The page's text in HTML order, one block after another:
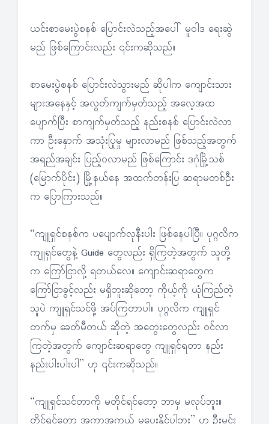
ယင်းစာမေးပွဲစနစ် ပြောင်းလဲသည့်အပေါ် မူဝါဒ ရေးဆွဲ
မည် ဖြစ်ကြောင်းလည်း ၎င်းကဆိုသည်။
စာမေးပွဲစနစ် ပြောင်းလဲသွားမည် ဆိုပါက ကျောင်းသား
များအနေနှင့် အလွတ်ကျက်မှတ်သည့် အလေ့အထ
ပျောက်ပြီး စာကျက်မှတ်သည့် နည်းစနစ် ပြောင်းလဲလာ
ကာ ဦးနှောက် အသုံးပြုမှု များလာမည် ဖြစ်သည့်အတွက်
အရည်အချင်း ပြည့်ဝလာမည် ဖြစ်ကြောင်း ဒဂုံမြို့သစ်
(မြောက်ပိုင်း) မြို့နယ်နေ အထက်တန်းပြ ဆရာမတစ်ဦး
က ပြောကြားသည်။
“ကျူရှင်စနစ်က ပပျောက်လုနီးပါး ဖြစ်နေပါပြီ။ ပုဂ္ဂလိက
ကျူရှင်တွေနဲ့ Guide တွေလည်း ရှိကြတဲ့အတွက် သူတို့
က ကြော်ငြာလို့ ရတယ်လေ။ ကျောင်းဆရာတွေက
ကြော်ငြာခွင့်လည်း မရှိဘူးဆိုတော့ ကိုယ့်ကို ယုံကြည်တဲ့
သူပဲ ကျူရှင်သင်ဖို့ အပ်ကြတာပါ။ ပုဂ္ဂလိက ကျူရှင်
တက်မှ ခေတ်မီတယ် ဆိုတဲ့ အတွေးတွေလည်း ဝင်လာ
ကြတဲ့အတွက် ကျောင်းဆရာတွေ ကျူရှင်ရတာ နည်း
နည်းပါးပါးပါ” ဟု ၎င်းကဆိုသည်။
“ကျူရှင်သင်တာကို မတိုင်ရင်တော့ ဘာမှ မလုပ်ဘူး။
တိုင်ရင်တော့ အကာအကွယ် မပေးနိုင်ပါဘူး” ဟု ဦးမင်း